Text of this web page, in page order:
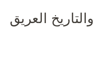
العريق